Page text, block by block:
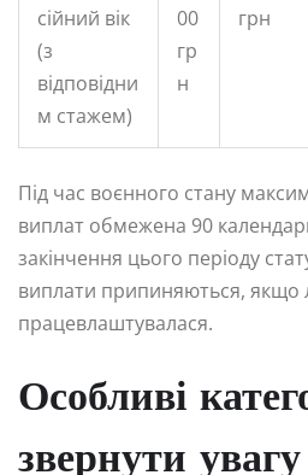
сійний вік
(з
відповідни
м стажем)
00
гр
н
грн
Під час воєнного стану
виплат обмежена 90
закінчення цього періоду
виплати припиняються, якщо
працевлаштувалася.
Особливі
звернути увагу